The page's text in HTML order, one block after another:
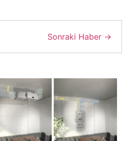
Sonraki Haber →